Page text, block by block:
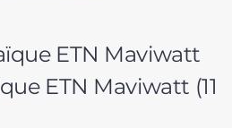
ETN Maviwatt (11